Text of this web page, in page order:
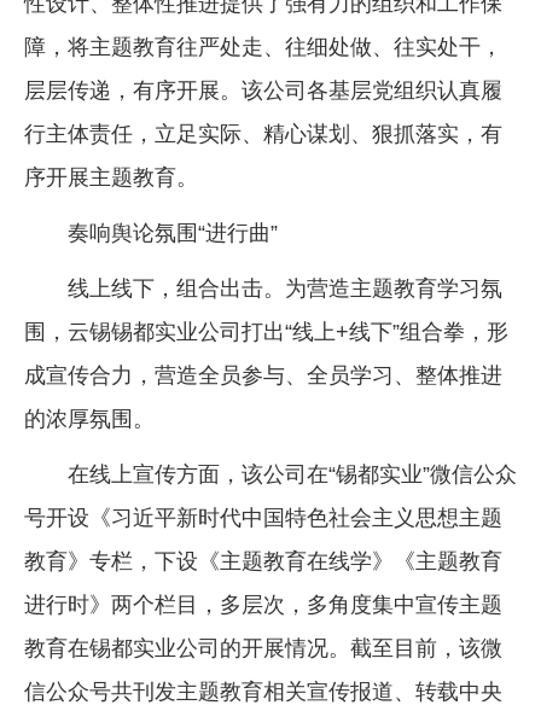
障，将主题教育往严处走、往细处做、往实处干，
层层传递，有序开展。该公司各基层党组织认真履
行主体责任，立足实际、精心谋划、狠抓落实，有
序开展主题教育。
奏响舆论氛围“进行曲”
线上线下，组合出击。为营造主题教育学习氛
围，云锡锡都实业公司打出“线上+线下”组合拳，形
成宣传合力，营造全员参与、全员学习、整体推进
的浓厚氛围。
在线上宣传方面，该公司在“锡都实业”微信公众
号开设《习近平新时代中国特色社会主义思想主题
教育》专栏，下设《主题教育在线学》《主题教育
进行时》两个栏目，多层次，多角度集中宣传主题
教育在锡都实业公司的开展情况。截至目前，该微
信公众号共刊发主题教育相关宣传报道、转载中央